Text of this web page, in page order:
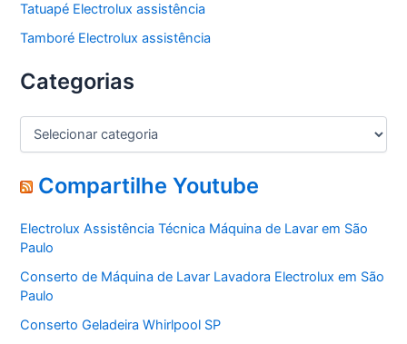
Tatuapé Electrolux assistência
Tamboré Electrolux assistência
Categorias
C
e
g
r
i
a
s
Compartilhe Youtube
Electrolux Assistência Técnica Máquina de Lavar em São
Paulo
Conserto de Máquina de Lavar Lavadora Electrolux em São
Paulo
Conserto Geladeira Whirlpool SP